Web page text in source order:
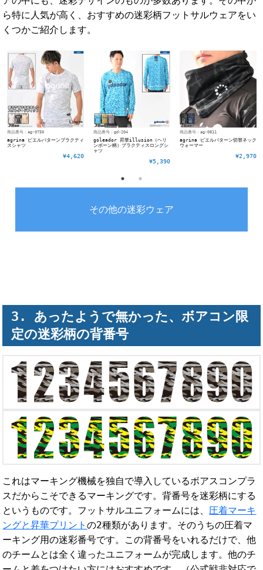
ら特に人気が高く、おすすめの迷彩柄フットサルウェアをい
くつかご紹介します。
商品番号：ag-0750
agrina ピエルパターンプラクティ
スシャツ
¥4,620
商品番号：gd-204
goleador 昇華illusion（ヘリ
ンボーン柄）プラクティスロングシ
ャツ
¥5,390
商品番号：ag-0811
agrina ピエルパターン切替ネック
ウォーマー
¥2,970
その他の迷彩ウェア
あったようで無かった、ボアコン限
定の迷彩柄の背番号
これはマーキング機械を独自で導入しているボアスコンプラ
スだからこそできるマーキングです。背番号を迷彩柄にする
というものです。フットサルユニフォームには、 圧着マーキ
ングと昇華プリントの2種類があります。そのうちの圧着マ
ーキング用の迷彩番号です。この背番号をいれるだけで、他
のチームとは全く違ったユニフォームが完成します。他のチ